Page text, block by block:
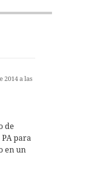
2014 a las
de
para
en un